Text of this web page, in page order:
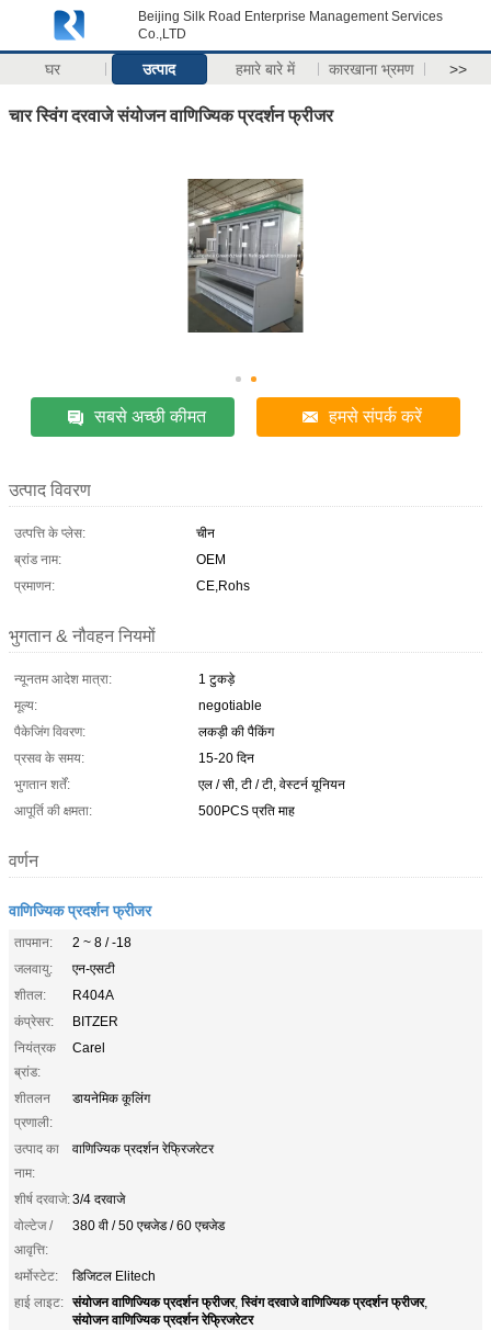
Beijing Silk Road Enterprise Management Services
Co.,LTD
घर उत्पाद हमारे बारे में कारखाना भ्रमण >>
चार स्विंग दरवाजे संयोजन वाणिज्यिक प्रदर्शन फ्रीजर
सबसे अच्छी कीमत हमसे संपर्क करें
उत्पाद विवरण
उत्पत्ति के प्लेस:
चीन
ब्रांड नाम:
OEM
प्रमाणन:
CE,Rohs
भुगतान & नौवहन नियमों
न्यूनतम आदेश मात्रा:
1 टुकड़े
मूल्य:
negotiable
पैकेजिंग विवरण:
लकड़ी की पैकिंग
प्रसव के समय:
15-20 दिन
भुगतान शर्तें:
एल / सी, टी / टी, वेस्टर्न यूनियन
आपूर्ति की क्षमता:
500PCS प्रति माह
वर्णन
वाणिज्यिक प्रदर्शन फ्रीजर
तापमान:
2 ~ 8 / -18
जलवायु:
एन-एसटी
शीतल:
R404A
कंप्रेसर:
BITZER
नियंत्रक
ब्रांड:
Carel
शीतलन
प्रणाली:
डायनेमिक कूलिंग
उत्पाद का
नाम:
वाणिज्यिक प्रदर्शन रेफ्रिजरेटर
शीर्ष दरवाजे:3/4 दरवाजे
वोल्टेज /
आवृत्ति:
380 वी / 50 एचजेड / 60 एचजेड
थर्मोस्टेट:
डिजिटल Elitech
हाई लाइट: संयोजन वाणिज्यिक प्रदर्शन फ्रीजर,स्विंग दरवाजे वाणिज्यिक प्रदर्शन फ्रीजर,
संयोजन वाणिज्यिक प्रदर्शन रेफ्रिजरेटर